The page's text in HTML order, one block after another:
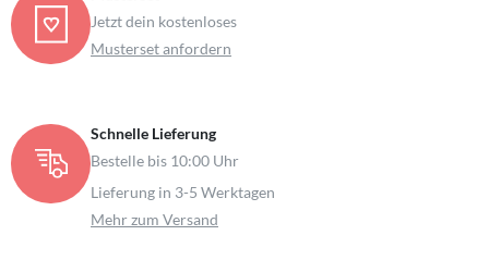
Jetzt dein kostenloses
Musterset anfordern
Schnelle Lieferung
Bestelle bis 10:00 Uhr
Lieferung in 3-5 Werktagen
Mehr zum Versand